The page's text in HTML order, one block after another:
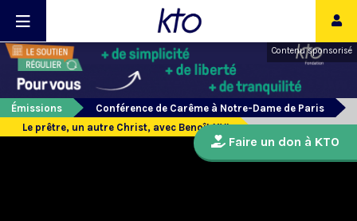
Contenu sponsorisé
Émissions
Conférence de Carême à Notre-Dame de Paris
Le prêtre, un autre Christ, avec Benoît XVI
Faire un don à KTO